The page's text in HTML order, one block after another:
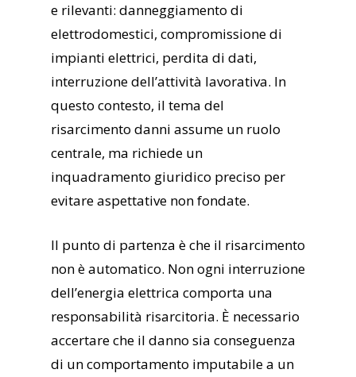
e rilevanti: danneggiamento di
elettrodomestici, compromissione di
impianti elettrici, perdita di dati,
interruzione dell’attività lavorativa. In
questo contesto, il tema del
risarcimento danni assume un ruolo
centrale, ma richiede un
inquadramento giuridico preciso per
evitare aspettative non fondate.
Il punto di partenza è che il risarcimento
non è automatico. Non ogni interruzione
dell’energia elettrica comporta una
responsabilità risarcitoria. È necessario
accertare che il danno sia conseguenza
di un comportamento imputabile a un